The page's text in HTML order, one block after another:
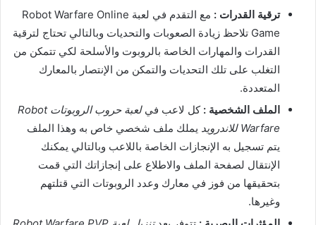
ترقية القدرات :
مع التقدم في لعبة Robot Warfare Online
Game تلاحظ زيادة الصعوبات والتحديات وبالتالي تحتاج لترقية
القدرات والمهارات الخاصة بالروبوت والأسلحة لكي تتمكن من
التغلب على تلك التحديات والتمكن من الإنتصار بالمعارك
المتعددة.
الملف الشخصية : كل لاعب في
لعبة حروب الروبوتات Robot
Warfare للاندرويد
يملك ملف شخصي خاص به وهذا الملف
يتم تسجيل به الإنجازات الخاصة باللاعب وبالتالي يمكنك
الإنتقال لصفحة الملف والاطلاع على إنجازاتك التي قمت
بتحقيقها من فوز في معارك وعدد الروبوتات التي قتلتهم
وغيرها.